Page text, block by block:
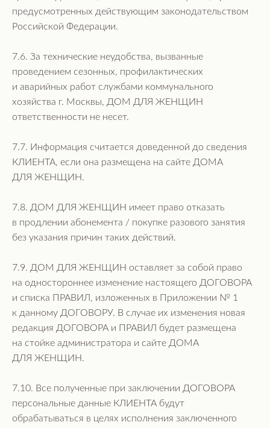
предусмотренных действующим законодательством
Российской Федерации.
7.6. За технические неудобства, вызванные
проведением сезонных, профилактических
и аварийных работ службами коммунального
хозяйства г. Москвы, ДОМ ДЛЯ ЖЕНЩИН
ответственности не несет.
7.7. Информация считается доведенной до сведения
КЛИЕНТА, если она размещена на сайте ДОМА
ДЛЯ ЖЕНЩИН.
7.8. ДОМ ДЛЯ ЖЕНЩИН имеет право отказать
в продлении абонемента / покупке разового занятия
без указания причин таких действий.
7.9. ДОМ ДЛЯ ЖЕНЩИН оставляет за собой право
на одностороннее изменение настоящего ДОГОВОРА
и списка ПРАВИЛ, изложенных в Приложении № 1
к данному ДОГОВОРУ. В случае их изменения новая
редакция ДОГОВОРА и ПРАВИЛ будет размещена
на стойке администратора и сайте ДОМА
ДЛЯ ЖЕНЩИН.
7.10. Все полученные при заключении ДОГОВОРА
персональные данные КЛИЕНТА будут
обрабатываться в целях исполнения заключенного